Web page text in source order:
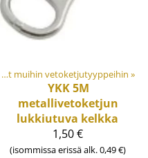
Varaosat muihin vetoketjutyyppeihin ‪»
YKK5M
metallivetoketjun
lukkiutuva kelkka
1,50 €
(isommissa erissä alk. 0,49 €)